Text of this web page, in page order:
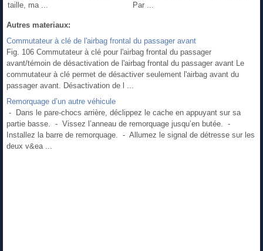
taille, ma ...
Par ...
Autres materiaux:
Commutateur à clé de l'airbag frontal du passager avant
Fig. 106 Commutateur à clé pour l'airbag frontal du passager
avant/témoin de désactivation de l'airbag frontal du passager avant Le
commutateur à clé permet de désactiver seulement l'airbag avant du
passager avant. Désactivation de l ...
Remorquage d’un autre véhicule
- Dans le pare-chocs arrière, déclippez le cache en appuyant sur sa
partie basse. - Vissez l’anneau de remorquage jusqu’en butée. -
Installez la barre de remorquage. - Allumez le signal de détresse sur les
deux v&ea ...